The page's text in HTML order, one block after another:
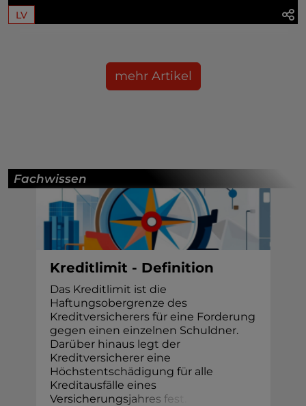
LV
mehr Artikel
Fachwissen
Kreditlimit - Definition
Das Kreditlimit ist die
Haftungsobergrenze des
Kreditversicherers für eine Forderung
gegen einen einzelnen Schuldner.
Darüber hinaus legt der
Kreditversicherer eine
Höchstentschädigung für alle
Kreditausfälle eines
Versicherungsjahres fes